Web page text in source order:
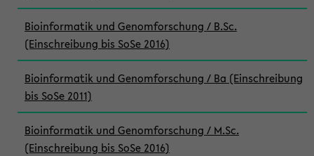
Bioinformatik und Genomforschung / B.Sc.
(Einschreibung bis SoSe 2016)
Bioinformatik und Genomforschung / Ba (Einschreibung
bis SoSe 2011)
Bioinformatik und Genomforschung / M.Sc.
(Einschreibung bis SoSe 2016)